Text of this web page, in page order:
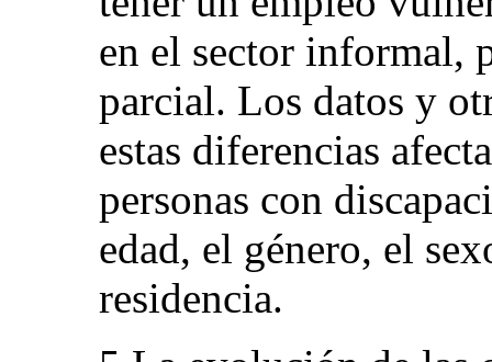
en el sector informal,
parcial. Los datos y
estas diferencias
personas con
edad, el género, el
residencia.